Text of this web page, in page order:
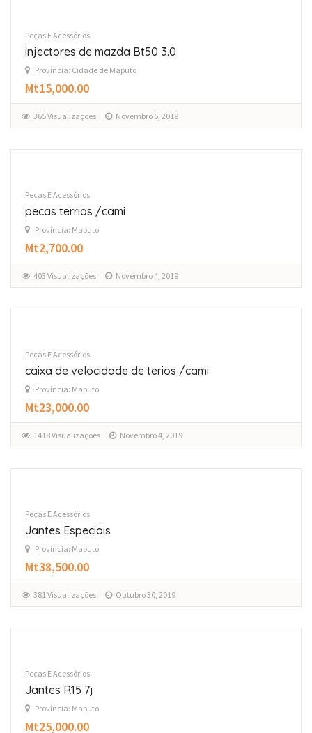
Peças E Acessórios
injectores de mazda Bt50 3.0
Província: Cidade de Maputo
Mt15,000.00
365 Visualizações Novembro 5, 2019
Peças E Acessórios
pecas terrios /cami
Província: Maputo
Mt2,700.00
403 Visualizações Novembro 4, 2019
Peças E Acessórios
caixa de velocidade de terios /cami
Província: Maputo
Mt23,000.00
1418 Visualizações Novembro 4, 2019
Peças E Acessórios
Jantes Especiais
Província: Maputo
Mt38,500.00
381 Visualizações Outubro 30, 2019
Peças E Acessórios
Jantes R15 7j
Província: Maputo
Mt25,000.00